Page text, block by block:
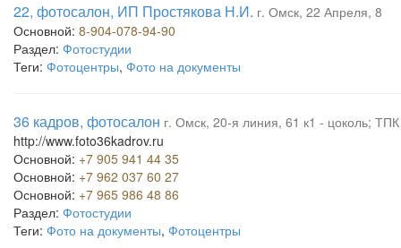
22, фотосалон, ИП Простякова Н.И. г. Омск, 22 Апреля, 8
Основной: 8-904-078-94-90
Раздел: Фотостудии
Теги: Фотоцентры, Фото на документы
36 кадров, фотосалон г. Омск, 20-я линия, 61 к1 - цоколь;
http://www.foto36kadrov.ru
Основной: +7 905 941 44 35
Основной: +7 962 037 60 27
Основной: +7 965 986 48 86
Раздел: Фотостудии
Теги: Фото на документы, Фотоцентры